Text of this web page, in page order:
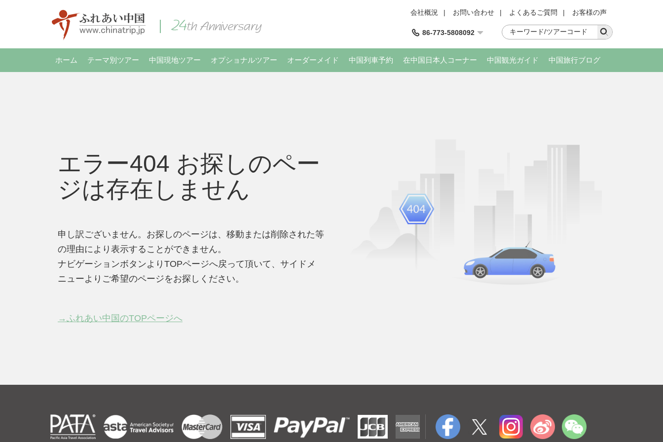
会社概況 | お問い合わせ | よくあるご質問 | お客様の声
86-773-5808092
ホーム テーマ別ツアー 中国現地ツアー オプショナルツアー オーダーメイド 中国列車予約 在中国日本人コーナー 中国観光ガイド 中国旅行ブログ
エラー404 お探しのペー
ジは存在しません
申し訳ございません。お探しのページは、移動または削除された等
の理由により表示することができません。
ナビゲーションボタンよりTOPページへ戻って頂いて、サイドメ
ニューよりご希望のページをお探しください。
→ふれあい中国のTOPページへ